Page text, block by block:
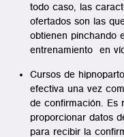
todo caso, las
ofertados son las
obtienen pinchando
entrenamiento en
Cursos de
efectiva una vez
de confirmación. Es
proporcionar datos
para recibir la